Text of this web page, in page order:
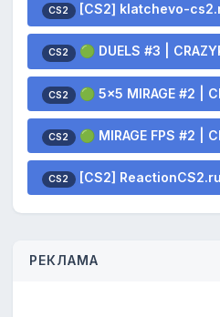
CS2 [CS2] klatchevo-cs2.ru -
CS2 🟢 DUELS #3 |
CS2 🟢 5x5 MIRAGE #2 |
CS2 🟢 MIRAGE FPS #2 |
CS2 [CS2] ReactionCS2.ru -
РЕКЛАМА